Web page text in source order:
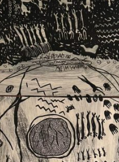
cookies
Andes | Vigilada Mineducación.
como universidad: Decreto 1297
Reconocimiento de personería
23 de febrero de 1949,
de alta calidad, 10 años:
del 16 de enero del 2025.
Ext. 2626
Educación
Continua
Ext. 4795